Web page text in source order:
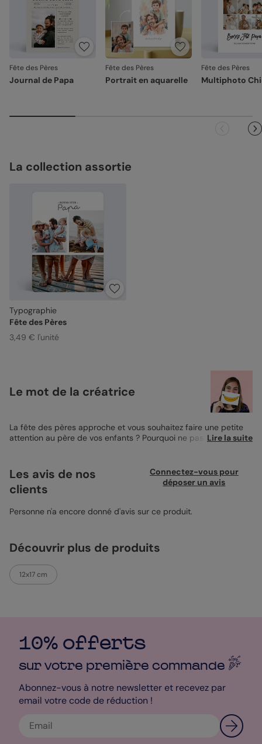
Fête des Pères
Journal de Papa
Fête des Pères
Portrait en aquarelle
Fête des Pères
Multiphoto
La collection assortie
Typographie
Fête des Pères
3,49 € l'unité
Le mot de la créatrice
La fête des pères approche et vous souhaitez faire une petite
attention au père de vos enfants ? Pourquoi ne pas lui offrir un
avez la possibilité d’ajouter de jolies photos de famille dans les
trois encarts prévus à cet effet. Un petit mot de souhait de
bonne fête est à votre disposition en haut de votre magnet et
personnalisation. Également, vous pouvez ajouter des
des pères parfait ! Si vous vous y prenez un peu tard, vous
pouvez opter pour la livraison express qui vous permet de
recevoir votre design le lendemain de sa fabrication. Avec une
attention comme celle-ci, soyez sûr que Papa sera le plus
heureux de tous les papas ! Si vous souhaitez avoir plus de
Lire la suite
Les avis de nos
clients
Connectez-vous pour
déposer un avis
Personne n'a encore donné d'avis sur ce produit.
Découvrir plus de produits
12x17 cm
10% offerts
sur votre première commande
Abonnez-vous à notre newsletter et recevez par
email votre code de réduction !